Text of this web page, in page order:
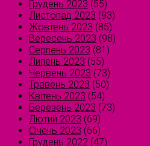
Грудень 2023 (55)
Листопад 2023 (93)
Жовтень 2023 (85)
Вересень 2023 (98)
Серпень 2023 (81)
Липень 2023 (55)
Червень 2023 (73)
Травень 2023 (50)
Квітень 2023 (54)
Березень 2023 (73)
Лютий 2023 (69)
Січень 2023 (66)
Грудень 2022 (47)